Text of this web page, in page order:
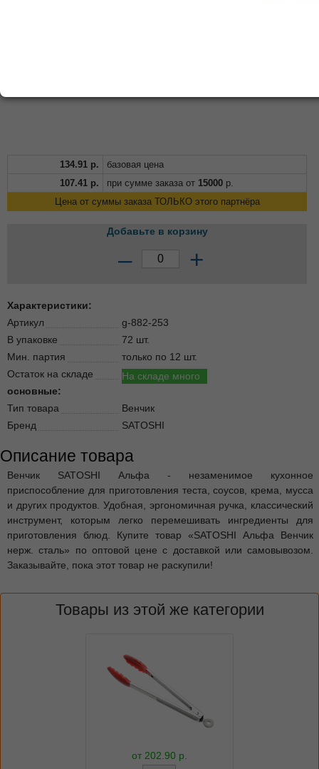
134.91 р.
базовая цена
107.41 р. при сумме заказа от 15000 р.
Цена от суммы заказа ТОЛЬКО этого партнёра
Добавьте в корзину
– +
Характеристики:
Артикул
g-882-253
В упаковке
72 шт.
Мин. партия
только по 12 шт.
Остаток на складе
На складе много
основные:
Тип товара
Венчик
Бренд
SATOSHI
Описание товара
Венчик SATOSHI Альфа - незаменимое кухонное
приспособление для приготовления теста, соусов, крема, мусса
и других продуктов. Удобная, эргономичная ручка, классический
инструмент, которым легко перемешивать ингредиенты для
приготовления блюд. Купите товар «SATOSHI Альфа Венчик
нерж. сталь» по оптовой цене с доставкой или самовывозом.
Заказывайте, пока этот товар не раскупили!
Товары из этой же категории
от 202.90 р.